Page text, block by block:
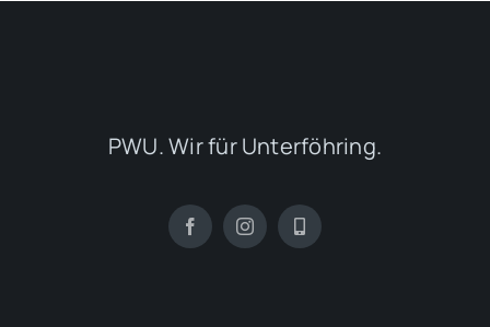
PWU. Wir für Unterföhring.